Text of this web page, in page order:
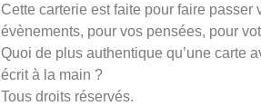
Cette carterie est faite pour faire passer
évènements, pour vos pensées, pour
Quoi de plus authentique qu’une carte
écrit à la main ?
Tous droits réservés.